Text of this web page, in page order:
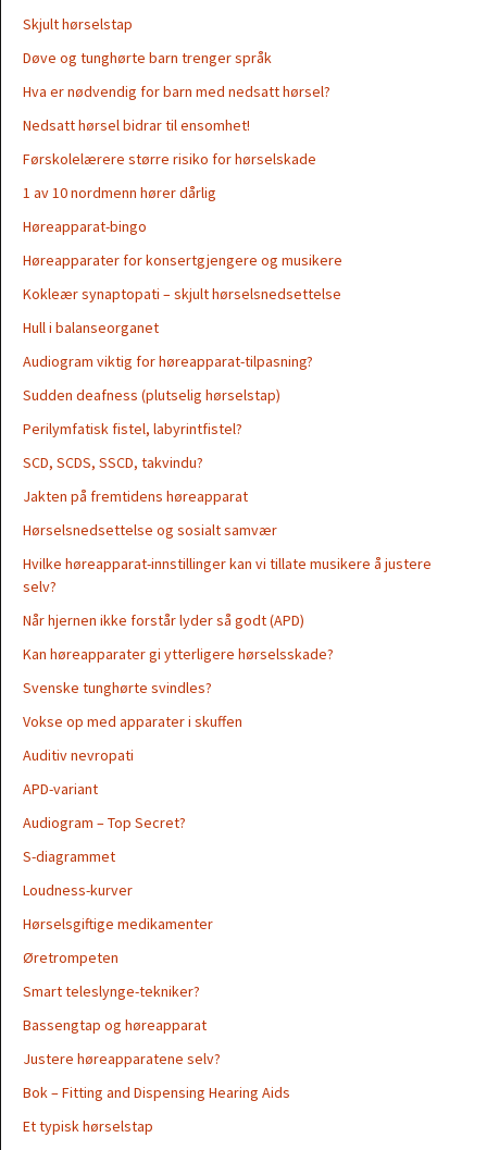
Skjult hørselstap
Døve og tunghørte barn trenger språk
Hva er nødvendig for barn med nedsatt hørsel?
Nedsatt hørsel bidrar til ensomhet!
Førskolelærere større risiko for hørselskade
1 av 10 nordmenn hører dårlig
Høreapparat-bingo
Høreapparater for konsertgjengere og musikere
Kokleær synaptopati – skjult hørselsnedsettelse
Hull i balanseorganet
Audiogram viktig for høreapparat-tilpasning?
Sudden deafness (plutselig hørselstap)
Perilymfatisk fistel, labyrintfistel?
SCD, SCDS, SSCD, takvindu?
Jakten på fremtidens høreapparat
Hørselsnedsettelse og sosialt samvær
Hvilke høreapparat-innstillinger kan vi tillate musikere å justere
selv?
Når hjernen ikke forstår lyder så godt (APD)
Kan høreapparater gi ytterligere hørselsskade?
Svenske tunghørte svindles?
Vokse op med apparater i skuffen
Auditiv nevropati
APD-variant
Audiogram – Top Secret?
S-diagrammet
Loudness-kurver
Hørselsgiftige medikamenter
Øretrompeten
Smart teleslynge-tekniker?
Bassengtap og høreapparat
Justere høreapparatene selv?
Bok – Fitting and Dispensing Hearing Aids
Et typisk hørselstap